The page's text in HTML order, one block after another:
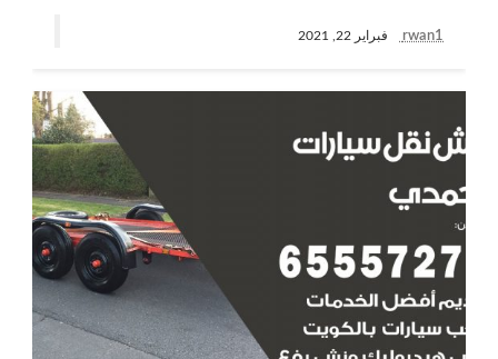
rwan1 فبراير 22, 2021